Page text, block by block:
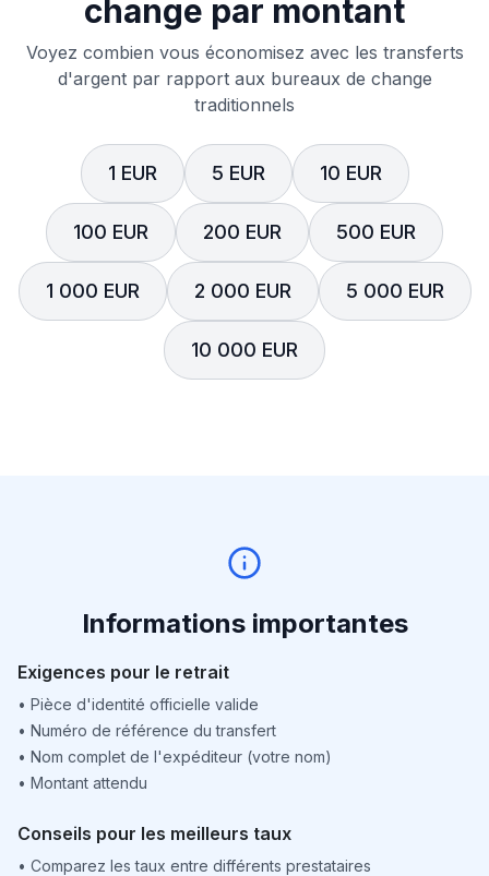
change par montant
Voyez combien vous économisez avec les transferts
d'argent par rapport aux bureaux de change
traditionnels
1 EUR 5 EUR 10 EUR
100 EUR 200 EUR 500 EUR
1 000 EUR 2 000 EUR 5 000 EUR
10 000 EUR
Informations importantes
Exigences pour le retrait
• Pièce d'identité officielle valide
• Numéro de référence du transfert
• Nom complet de l'expéditeur (votre nom)
• Montant attendu
Conseils pour les meilleurs taux
• Comparez les taux entre différents prestataires